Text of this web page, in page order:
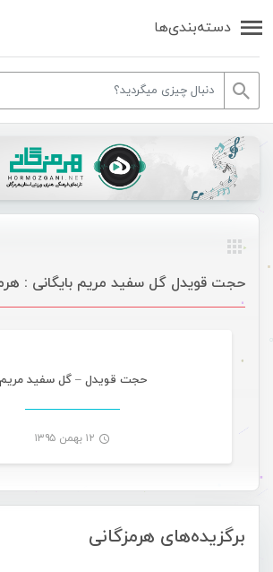
دسته‌بندی‌ها
برگزیده‌های هرمزگانی
حجت قویدل گل سفید مریم بایگانی :
حجت قویدل – گل سفید مریم
۱۲ بهمن ۱۳۹۵